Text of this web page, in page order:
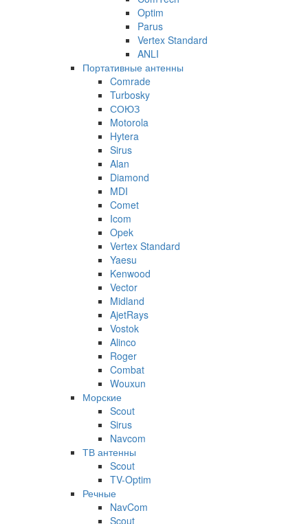
Optim
Parus
Vertex Standard
ANLI
Портативные антенны
Comrade
Turbosky
СОЮЗ
Motorola
Hytera
Sirus
Alan
Diamond
MDI
Comet
Icom
Opek
Vertex Standard
Yaesu
Kenwood
Vector
Midland
AjetRays
Vostok
Alinco
Roger
Combat
Wouxun
Морские
Scout
Sirus
Navcom
ТВ антенны
Scout
TV-Optim
Речные
NavCom
Scout